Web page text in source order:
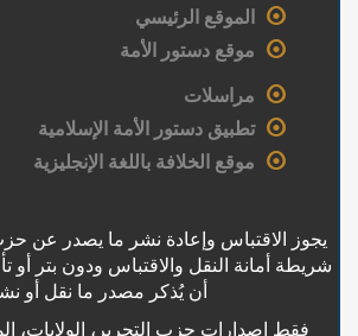
الموقع الرئيسي
موقع دستور الأمة
مراسلات
تطبيق دستور الأمة الإسلامية
موقع الخلافة باللغة الإنجليزية
يجوز الاقتباس وإعادة نشر ما يصدر عن
شريطة أمانة النقل والاقتباس ودون بتر أو
أن يُذكر مصدر ما نقل أو
فقط إصدارات حزب التحرير، الولايات،